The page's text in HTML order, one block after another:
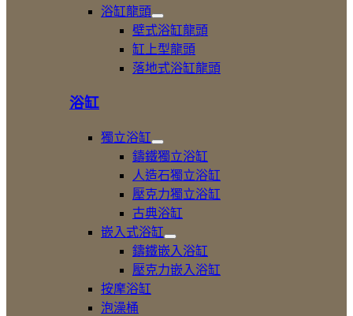
浴缸龍頭
展
開
浴
缸
壁式浴缸龍頭
缸上型龍頭
落地式浴缸龍頭
浴缸
獨立浴缸
展
開
獨
立
浴
缸
鑄鐵獨立浴缸
人造石獨立浴缸
壓克力獨立浴缸
古典浴缸
嵌入式浴缸
展
開
嵌
鑄鐵嵌入浴缸
壓克力嵌入浴缸
按摩浴缸
泡澡桶